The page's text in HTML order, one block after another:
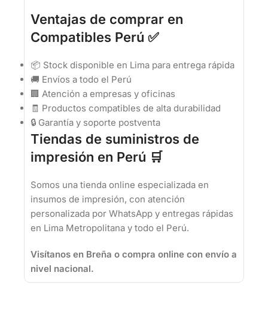
Ventajas de comprar en
Compatibles Perú ✅
📦 Stock disponible en Lima para entrega rápida
🚚 Envíos a todo el Perú
🏢 Atención a empresas y oficinas
🧾 Productos compatibles de alta durabilidad
🔒 Garantía y soporte postventa
Tiendas de suministros de
impresión en Perú 🛒
Somos una tienda online especializada en
insumos de impresión, con atención
personalizada por WhatsApp y entregas rápidas
en Lima Metropolitana y todo el Perú.
Visítanos en Breña o compra online con envío a
nivel nacional.